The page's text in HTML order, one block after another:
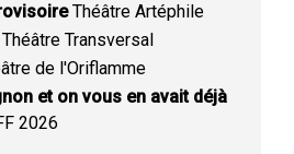
Théâtre Artéphile
Transversal
de l'Oriflamme
et on vous en avait déjà
2026